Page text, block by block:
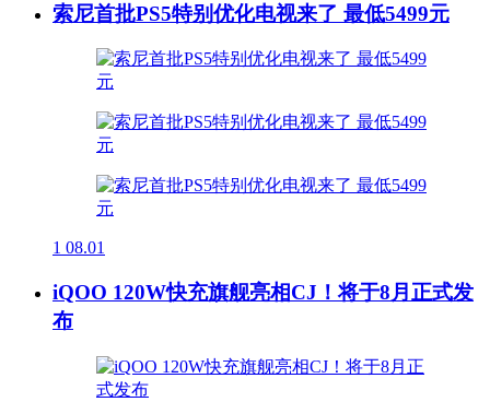
索尼首批PS5特别优化电视来了 最低5499元
1 08.01
iQOO 120W快充旗舰亮相CJ！将于8月正式发
布